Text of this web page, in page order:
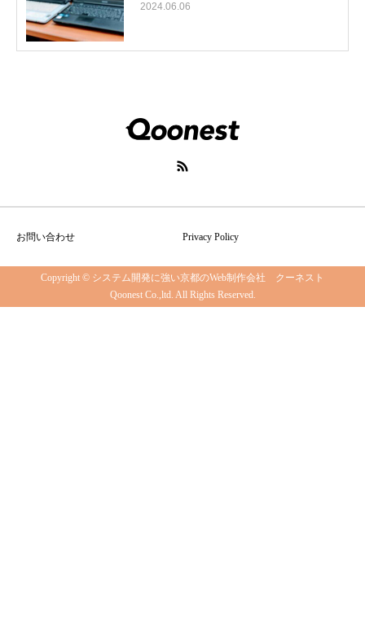
2024.06.06
お問い合わせ Privacy Policy
Copyright © システム開発に強い京都のWeb制作会社 クーネスト
Qoonest Co.,ltd. All Rights Reserved.